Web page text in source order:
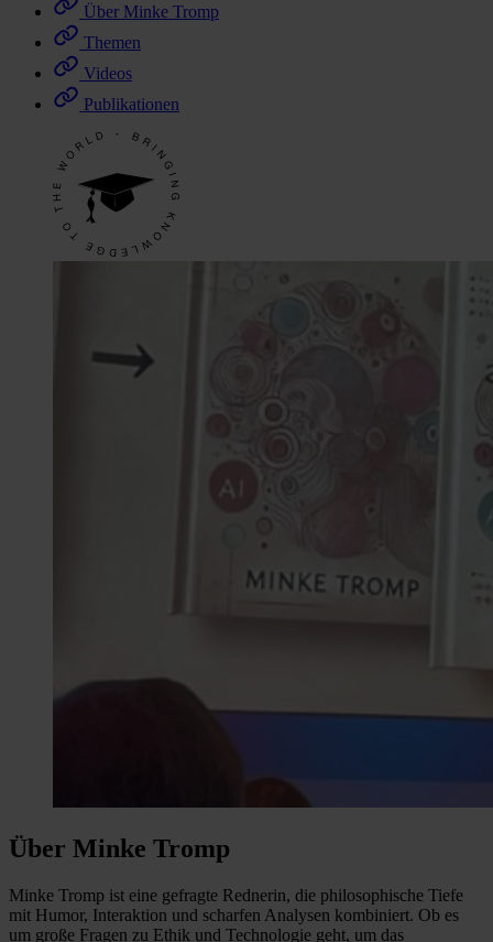
Über Minke Tromp
Themen
Videos
Publikationen
Über Minke Tromp
Minke Tromp ist eine gefragte Rednerin, die philosophische Tiefe
mit Humor, Interaktion und scharfen Analysen kombiniert. Ob es
um große Fragen zu Ethik und Technologie geht, um das